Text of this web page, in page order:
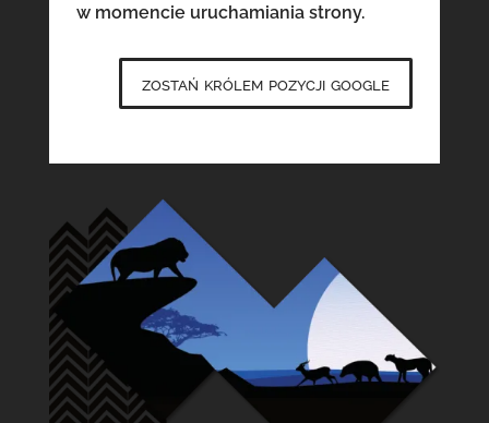
w momencie uruchamiania strony.
zostań królem pozycji google